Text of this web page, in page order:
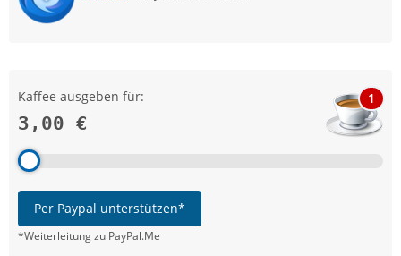
Kaffee ausgeben für:
3,00 €
1
Per Paypal unterstützen*
*Weiterleitung zu PayPal.Me